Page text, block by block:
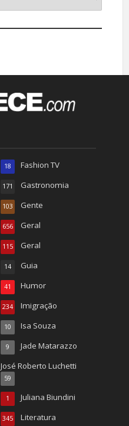
Fashion TV
18
Gastronomia
171
Gente
103
Geral
656
Geral
115
Guia
14
Humor
41
Imigração
234
Isa Souza
10
Jade Matarazzo
9
José Roberto Luchetti
59
Juliana Biundini
1
Literatura
345